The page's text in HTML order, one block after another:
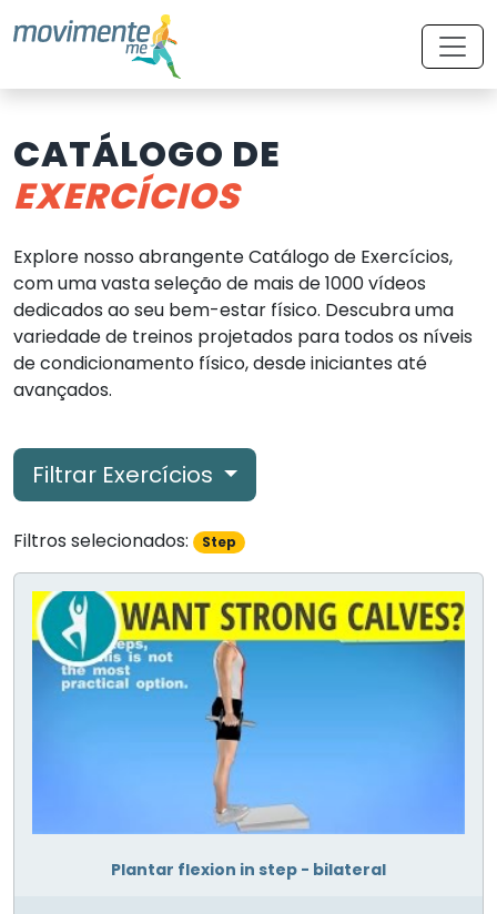
CATÁLOGO DE
EXERCÍCIOS
Explore nosso abrangente Catálogo de Exercícios,
com uma vasta seleção de mais de 1000 vídeos
dedicados ao seu bem-estar físico. Descubra uma
variedade de treinos projetados para todos os níveis
de condicionamento físico, desde iniciantes até
avançados.
Filtrar Exercícios
Filtros selecionados: Step
Plantar flexion in step - bilateral